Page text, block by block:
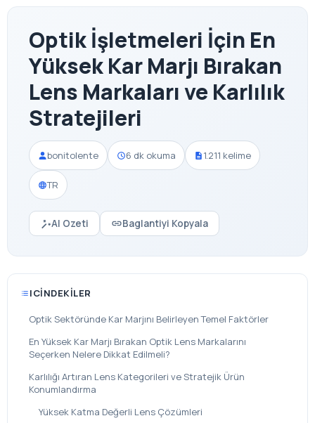
Optik İşletmeleri İçin En
Yüksek Kar Marjı Bırakan
Lens Markaları ve Karlılık
Stratejileri
bonitolente 6 dk okuma 1.211 kelime
TR
AI Ozeti Baglantiyi Kopyala
ICINDEKILER
Optik Sektöründe Kar Marjını Belirleyen Temel Faktörler
En Yüksek Kar Marjı Bırakan Optik Lens Markalarını
Seçerken Nelere Dikkat Edilmeli?
Karlılığı Artıran Lens Kategorileri ve Stratejik Ürün
Konumlandırma
Yüksek Katma Değerli Lens Çözümleri